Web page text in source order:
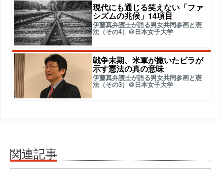
現代にも通じる笑えない「ファ
シズムの兆候」14項目
伊藤真弁護士が語る男女共同参画と憲
法（その4）＠日本女子大学
戦争末期、米軍が撒いたビラが
示す憲法の真の意味
伊藤真弁護士が語る男女共同参画と憲
法（その3）＠日本女子大学
関連記事